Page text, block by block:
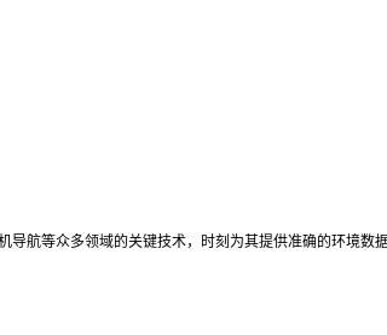
航等众多领域的关键技术，时刻为其提供准确的环境